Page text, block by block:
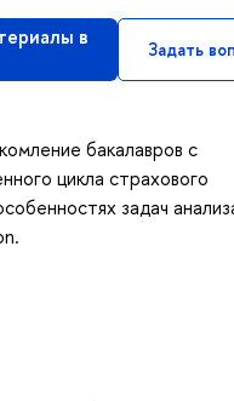
в
Задать
бакалавров с
цикла страхового
задач